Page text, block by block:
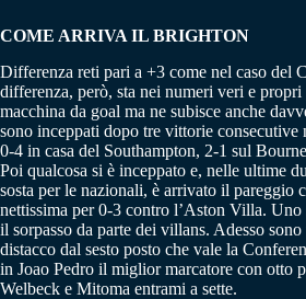
COME ARRIVA IL BRIGHTON
Differenza reti pari a +3 come nel caso del
differenza, però, sta nei numeri veri e
macchina da goal ma ne subisce anche
sono inceppati dopo tre vittorie consecutive
0-4 in casa del Southampton, 2-1 sul
Poi qualcosa si è inceppato e, nelle ultime
sosta per le nazionali, è arrivato il pareggio
nettissima per 0-3 contro l’Aston Villa.
il sorpasso da parte dei villans. Adesso
distacco dal sesto posto che vale la
in Joao Pedro il miglior marcatore con otto
Welbeck e Mitoma entrami a sette.